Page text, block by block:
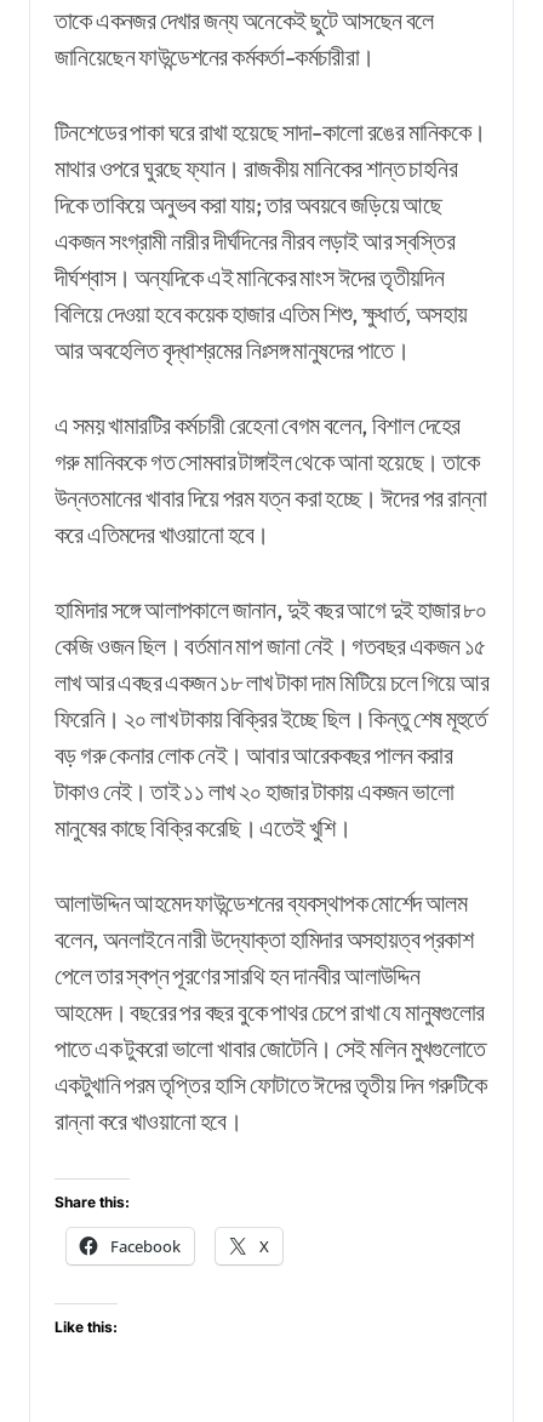
তাকে একনজর দেখার জন্য অনেকেই ছুটে আসছেন বলে
জানিয়েছেন ফাউন্ডেশনের কর্মকর্তা-কর্মচারীরা।
টিনশেডের পাকা ঘরে রাখা হয়েছে সাদা-কালো রঙের মানিককে।
মাথার ওপরে ঘুরছে ফ্যান। রাজকীয় মানিকের শান্ত চাহনির
দিকে তাকিয়ে অনুভব করা যায়; তার অবয়বে জড়িয়ে আছে
একজন সংগ্রামী নারীর দীর্ঘদিনের নীরব লড়াই আর স্বস্তির
দীর্ঘশ্বাস। অন্যদিকে এই মানিকের মাংস ঈদের তৃতীয়দিন
বিলিয়ে দেওয়া হবে কয়েক হাজার এতিম শিশু, ক্ষুধার্ত, অসহায়
আর অবহেলিত বৃদ্ধাশ্রমের নিঃসঙ্গ মানুষদের পাতে।
এ সময় খামারটির কর্মচারী রেহেনা বেগম বলেন, বিশাল দেহের
গরু মানিককে গত সোমবার টাঙ্গাইল থেকে আনা হয়েছে। তাকে
উন্নতমানের খাবার দিয়ে পরম যত্ন করা হচ্ছে। ঈদের পর রান্না
করে এতিমদের খাওয়ানো হবে।
হামিদার সঙ্গে আলাপকালে জানান, দুই বছর আগে দুই হাজার ৮০
কেজি ওজন ছিল। বর্তমান মাপ জানা নেই। গতবছর একজন ১৫
লাখ আর এবছর একজন ১৮ লাখ টাকা দাম মিটিয়ে চলে গিয়ে আর
ফিরেনি। ২০ লাখ টাকায় বিক্রির ইচ্ছে ছিল। কিন্তু শেষ মূহুর্তে
বড় গরু কেনার লোক নেই। আবার আরেকবছর পালন করার
টাকাও নেই। তাই ১১ লাখ ২০ হাজার টাকায় একজন ভালো
মানুষের কাছে বিক্রি করেছি। এতেই খুশি।
আলাউদ্দিন আহমেদ ফাউন্ডেশনের ব্যবস্থাপক মোর্শেদ আলম
বলেন, অনলাইনে নারী উদ্যোক্তা হামিদার অসহায়ত্ব প্রকাশ
পেলে তার স্বপ্ন পূরণের সারথি হন দানবীর আলাউদ্দিন
আহমেদ। বছরের পর বছর বুকে পাথর চেপে রাখা যে মানুষগুলোর
পাতে এক টুকরো ভালো খাবার জোটেনি। সেই মলিন মুখগুলোতে
একটুখানি পরম তৃপ্তির হাসি ফোটাতে ঈদের তৃতীয় দিন গরুটিকে
রান্না করে খাওয়ানো হবে।
Share this:
Facebook X
Like this: